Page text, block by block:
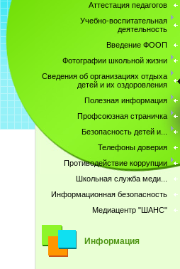
Аттестация педагогов
Учебно-воспитательная
деятельность
Введение ФООП
Фотографии школьной жизни
Сведения об организациях отдыха
детей и их оздоровления
Полезная информация
Профсоюзная страничка
Безопасность детей и...
Телефоны доверия
Противодействие коррупции
Школьная служба меди...
Информационная безопасность
Медиацентр "ШАНС"
Информация